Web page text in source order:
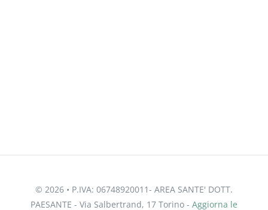
© 2026 • P.IVA: 06748920011- AREA SANTE' DOTT.
PAESANTE - Via Salbertrand, 17 Torino - Aggiorna le